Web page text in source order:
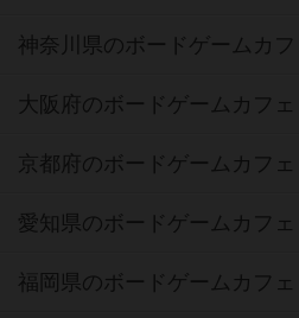
神奈川県のボードゲームカフ
大阪府のボードゲームカフェ
京都府のボードゲームカフェ
愛知県のボードゲームカフェ
福岡県のボードゲームカフェ